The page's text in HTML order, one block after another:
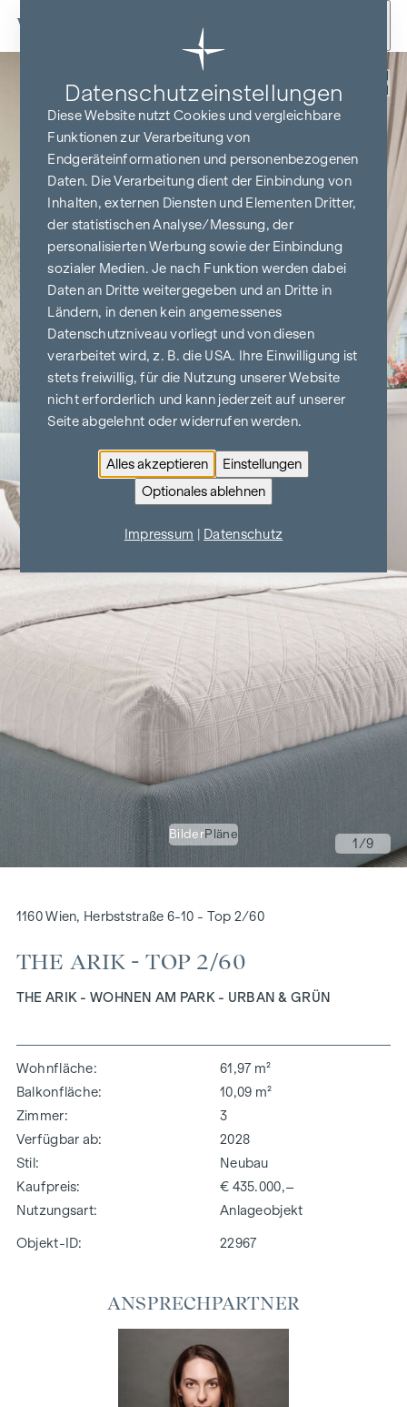
Zum Inhalt springen
BilderPläne
1/9
1160 Wien, Herbststraße 6-10 - Top 2/60
THE ARIK - TOP 2/60
THE ARIK - WOHNEN AM PARK - URBAN & GRÜN
Wohnfläche
61,97 m²
Balkonfläche
10,09 m²
Zimmer
3
Verfügbar ab
2028
Stil
Neubau
Kaufpreis
€ 435.000,–
Nutzungsart
Anlageobjekt
Objekt-ID: 22967
ANSPRECHPARTNER
Datenschutz­einstellungen
Diese Website nutzt Cookies und vergleichbare
Funktionen zur Verarbeitung von
Endgeräteinformationen und personenbezogenen
Daten. Die Verarbeitung dient der Einbindung von
Inhalten, externen Diensten und Elementen Dritter,
der statistischen Analyse/Messung, der
personalisierten Werbung sowie der Einbindung
sozialer Medien. Je nach Funktion werden dabei
Daten an Dritte weitergegeben und an Dritte in
Ländern, in denen kein angemessenes
Datenschutzniveau vorliegt und von diesen
verarbeitet wird, z. B. die USA. Ihre Einwilligung ist
stets freiwillig, für die Nutzung unserer Website
nicht erforderlich und kann jederzeit auf unserer
Seite abgelehnt oder widerrufen werden.
Alles akzeptieren
Einstellungen
Optionales ablehnen
Impressum Datenschutz